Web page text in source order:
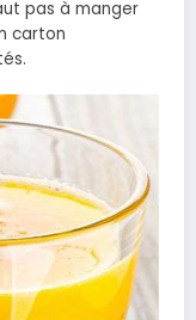
pas à manger
carton